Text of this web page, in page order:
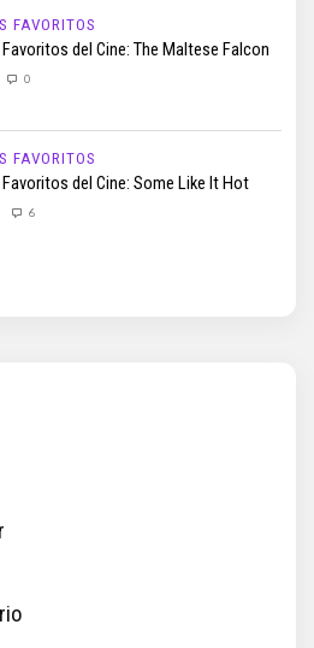
FAVORITOS
del Cine: The Maltese Falcon
0
FAVORITOS
del Cine: Some Like It Hot
6